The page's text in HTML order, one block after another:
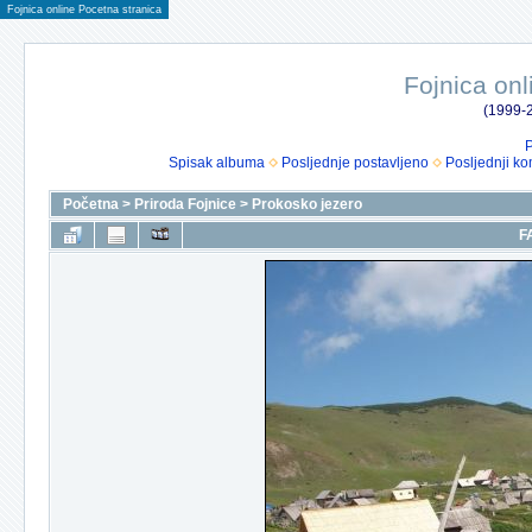
Fojnica online Pocetna stranica
Fojnica
(1999-
Spisak albuma
Posljednje postavljeno Posljednji
Početna > Priroda Fojnice > Prokosko jezero